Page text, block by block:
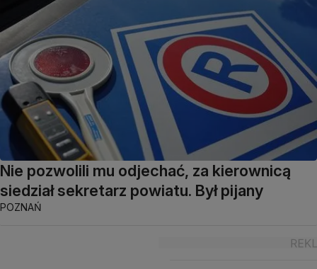
Nie pozwolili mu odjechać, za kierownicą
siedział sekretarz powiatu. Był pijany
POZNAŃ